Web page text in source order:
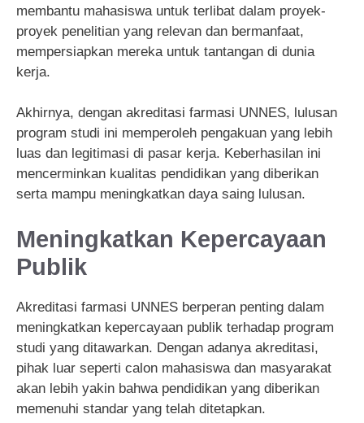
membantu mahasiswa untuk terlibat dalam proyek-
proyek penelitian yang relevan dan bermanfaat,
mempersiapkan mereka untuk tantangan di dunia
kerja.
Akhirnya, dengan akreditasi farmasi UNNES, lulusan
program studi ini memperoleh pengakuan yang lebih
luas dan legitimasi di pasar kerja. Keberhasilan ini
mencerminkan kualitas pendidikan yang diberikan
serta mampu meningkatkan daya saing lulusan.
Meningkatkan Kepercayaan
Publik
Akreditasi farmasi UNNES berperan penting dalam
meningkatkan kepercayaan publik terhadap program
studi yang ditawarkan. Dengan adanya akreditasi,
pihak luar seperti calon mahasiswa dan masyarakat
akan lebih yakin bahwa pendidikan yang diberikan
memenuhi standar yang telah ditetapkan.